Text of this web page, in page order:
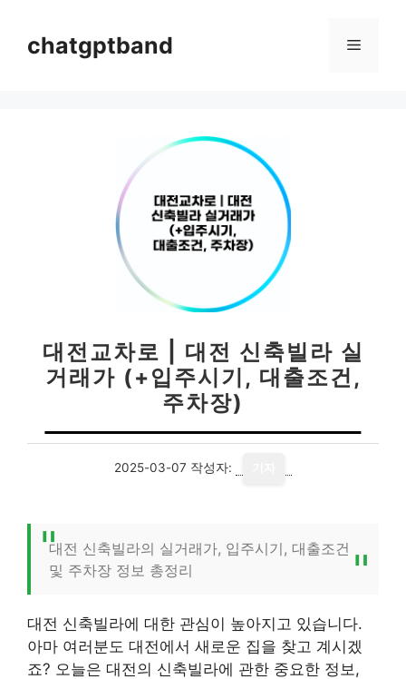
chatgptband 메
대전교차로 | 대전 신축빌라 실
거래가 (+입주시기, 대출조건,
주차장)
2025-03-07 작성자:
대전 신축빌라의 실거래가, 입주시기, 대출조건
및 주차장 정보 총정리
대전 신축빌라에 대한 관심이 높아지고 있습니다.
아마 여러분도 대전에서 새로운 집을 찾고 계시겠
죠? 오늘은 대전의 신축빌라에 관한 중요한 정보,